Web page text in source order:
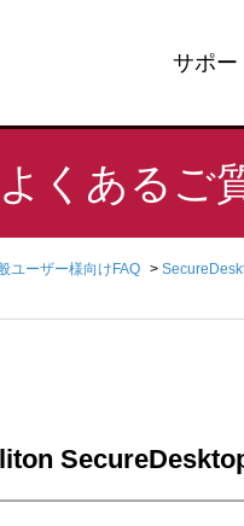
サポー
くあるご
ユーザー様向けFAQ >